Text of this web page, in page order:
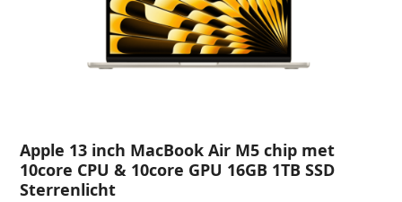
Apple 13 inch MacBook Air M5 chip met
10core CPU & 10core GPU 16GB 1TB SSD
Sterrenlicht